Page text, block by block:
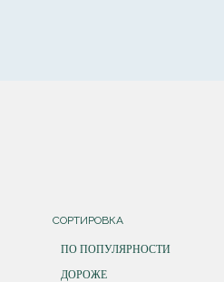
СОРТИРОВКА
ПО ПОПУЛЯРНОСТИ
ДОРОЖЕ